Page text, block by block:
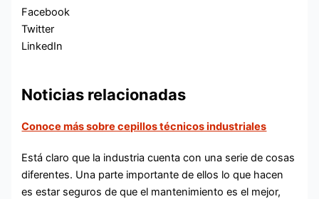
Facebook
Twitter
LinkedIn
Noticias relacionadas
Conoce más sobre cepillos técnicos industriales
Está claro que la industria cuenta con una serie de cosas
diferentes. Una parte importante de ellos lo que hacen
es estar seguros de que el mantenimiento es el mejor,